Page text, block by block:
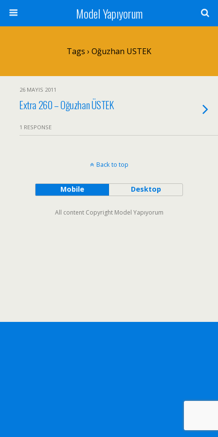
Model Yapıyorum
Tags › Oğuzhan USTEK
26 MAYIS 2011
Extra 260 – Oğuzhan ÜSTEK
1 RESPONSE
Back to top
Mobile Desktop
All content Copyright Model Yapıyorum